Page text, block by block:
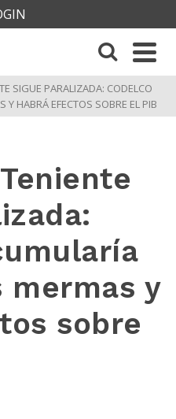
SIGUE PARALIZADA: CODELCO
HABRÁ EFECTOS SOBRE EL PIB
mermas y
sobre